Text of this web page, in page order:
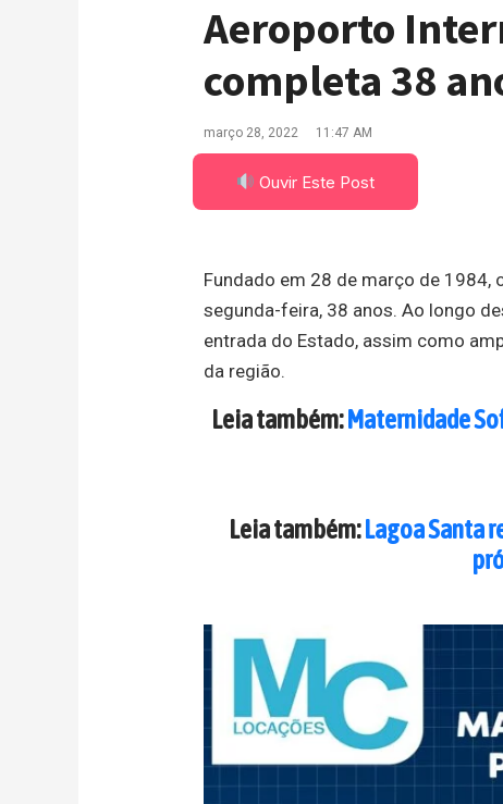
Aeroporto
completa 38
março 28, 2022 11:47 AM
Ouvir Este Post
Fundado em 28 de março de 1984,
segunda-feira, 38 anos. Ao longo
entrada do Estado, assim como
da região.
Leia também:Maternidade
Leia também:Lagoa Santa